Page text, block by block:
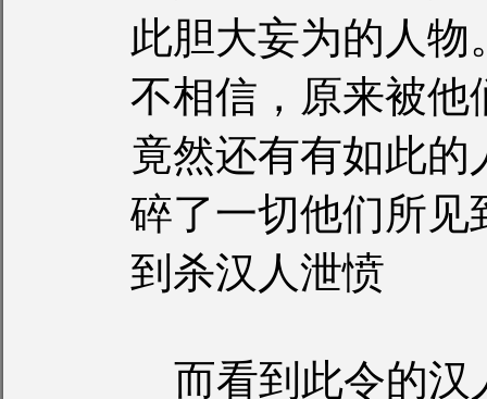
此胆大妄为的人
不相信，原来被他
竟然还有有如此
碎了一切他们所见
到杀汉人泄愤
而看到此令的汉